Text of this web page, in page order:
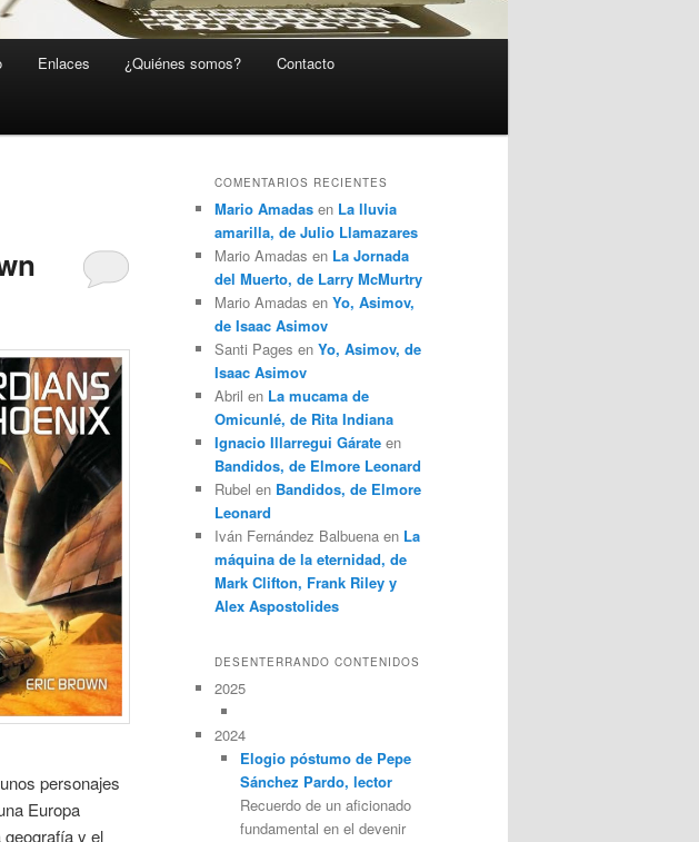
Enlaces ¿Quiénes somos? Contacto
personajes
Europa
y el
COMENTARIOS RECIENTES
Mario Amadas en La lluvia
amarilla, de Julio Llamazares
Mario Amadas en La Jornada
del Muerto, de Larry McMurtry
Mario Amadas en Yo, Asimov,
de Isaac Asimov
Santi Pages en Yo, Asimov, de
Isaac Asimov
Abril en La mucama de
Omicunlé, de Rita Indiana
Ignacio Illarregui Gárate en
Bandidos, de Elmore Leonard
Rubel en Bandidos, de Elmore
Leonard
Iván Fernández Balbuena en La
máquina de la eternidad, de
Mark Clifton, Frank Riley y
Alex Aspostolides
DESENTERRANDO CONTENIDOS
2025
2024
Elogio póstumo de Pepe
Sánchez Pardo, lector
Recuerdo de un aficionado
fundamental en el devenir